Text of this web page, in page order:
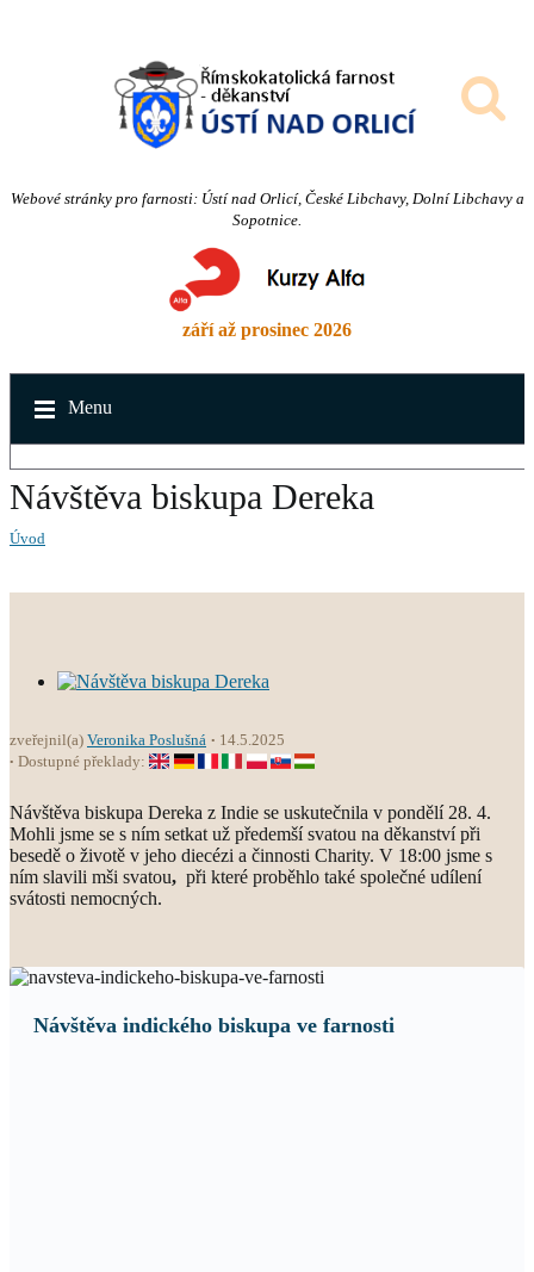
Webové stránky pro farnosti: Ústí nad Orlicí, České Libchavy, Dolní Libchavy a
Sopotnice.
září až prosinec 2026
Menu
Návštěva biskupa Dereka
Úvod
zveřejnil(a) Veronika Poslušná
14.5.2025
Dostupné překlady:
Návštěva biskupa Dereka z Indie se uskutečnila v pondělí 28. 4.
Mohli jsme se s ním setkat už předemší svatou na děkanství při
besedě o životě v jeho diecézi a činnosti Charity. V 18:00 jsme s
ním slavili mši svatou, při které proběhlo také společné udílení
svátosti nemocných.
Návštěva indického biskupa ve farnosti